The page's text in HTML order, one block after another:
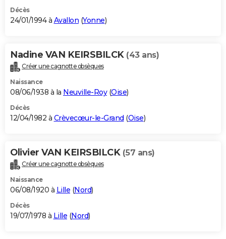
Décès
24/01/1994 à Avallon (Yonne)
Nadine VAN KEIRSBILCK (43 ans)
Créer une cagnotte obsèques
Naissance
08/06/1938 à la Neuville-Roy(Oise)
Décès
12/04/1982 à Crèvecœur-le-Grand (Oise)
Olivier VAN KEIRSBILCK (57 ans)
Créer une cagnotte obsèques
Naissance
06/08/1920 à Lille (Nord)
Décès
19/07/1978 à Lille (Nord)